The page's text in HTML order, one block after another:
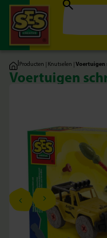
|Producten | Knutselen |Voertuigen
Voertuigen